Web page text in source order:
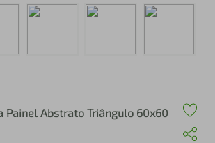
Painel Abstrato Triângulo 60x60